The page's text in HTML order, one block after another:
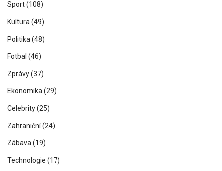
Sport(108)
Kultura(49)
Politika(48)
Fotbal (46)
Zprávy(37)
Ekonomika(29)
Celebrity(25)
Zahraniční(24)
Zábava(19)
Technologie (17)